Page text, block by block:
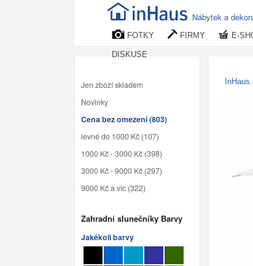
Nábytek a
FOTKY FIRMY E-
DISKUSE
Jen zboží skladem
Novinky
Cena bez omezení (803)
levné do 1000 Kč (107)
1000 Kč - 3000 Kč (398)
3000 Kč - 9000 Kč (297)
9000 Kč a víc (322)
Zahradní slunečníky Barvy
Jakékoli barvy